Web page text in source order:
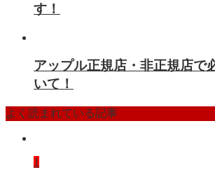
す！
アップル正規店・非正規店で
いて！
よく読まれている記事
1